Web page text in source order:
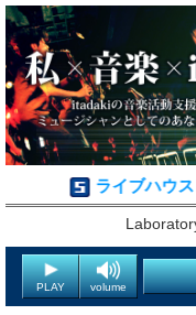
ライブハウス
PLAY volume